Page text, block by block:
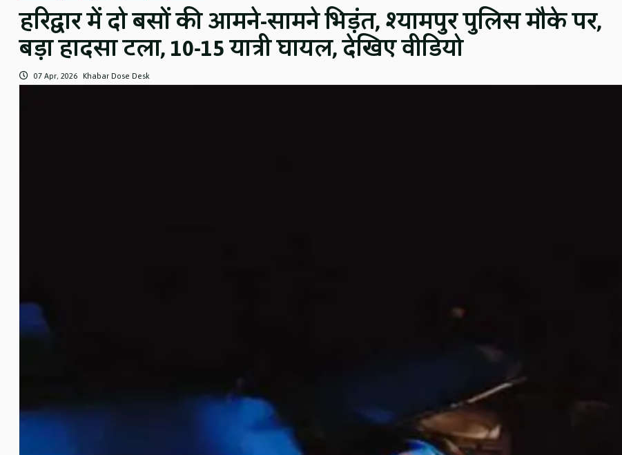
हरिद्वार में दो बसों की आमने-सामने भिड़ंत, श्यामपुर पुलिस मौके पर,
बड़ा हादसा टला, 10-15 यात्री घायल, देखिए वीडियो
07 Apr, 2026 Khabar Dose Desk